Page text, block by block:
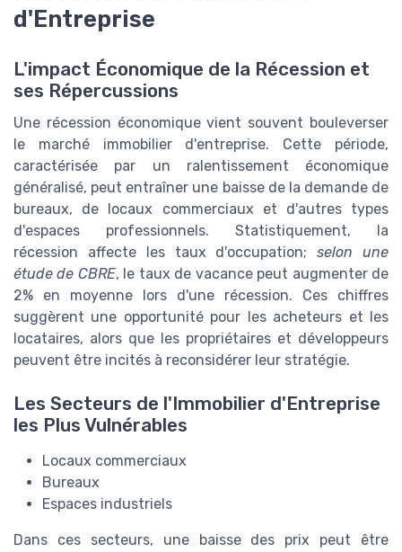
d'Entreprise
L'impact Économique de la Récession et
ses Répercussions
Une récession économique vient souvent bouleverser
le marché immobilier d'entreprise. Cette période,
caractérisée par un ralentissement économique
généralisé, peut entraîner une baisse de la demande de
bureaux, de locaux commerciaux et d'autres types
d'espaces professionnels. Statistiquement, la
récession affecte les taux d'occupation;selon une
étude de CBRE, le taux de vacance peut augmenter de
2% en moyenne lors d'une récession. Ces chiffres
suggèrent une opportunité pour les acheteurs et les
locataires, alors que les propriétaires et développeurs
peuvent être incités à reconsidérer leur stratégie.
Les Secteurs de l'Immobilier d'Entreprise
les Plus Vulnérables
Locaux commerciaux
Bureaux
Espaces industriels
Dans ces secteurs, une baisse des prix peut être